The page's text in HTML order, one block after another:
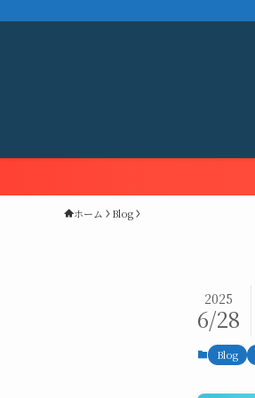
ホーム Blog
2025
6/28
Blog